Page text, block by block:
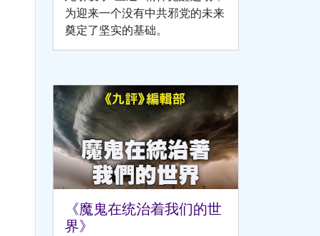
为迎来一个没有中共邪党的未来
奠定了坚实的基础。
《魔鬼在统治着我们的世
界》